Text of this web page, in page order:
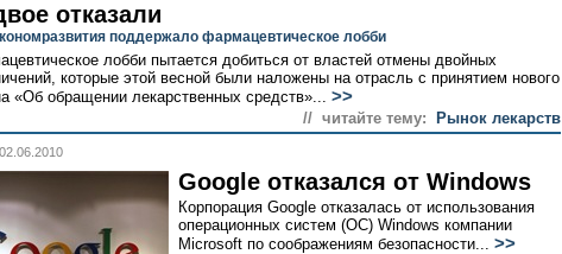
отказали
поддержало фармацевтическое лобби
лобби пытается добиться от властей отмены двойных
которые этой весной были наложены на отрасль с принятием нового
«Об обращении лекарственных средств»... >>
// читайте тему: Рынок лекарств
02.06.2010
Google отказался от Windows
Корпорация Google отказалась от использования
операционных систем (ОС) Windows компании
Microsoft по соображениям безопасности... >>